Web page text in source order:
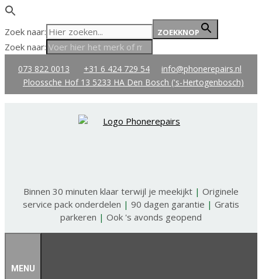
Zoek naar: ZOEKKNOP
Zoek naar:
naar073 822 0013 +31 6 424 729 54
info@phonerepairs.nl
Ploossche Hof 13 5233 HA Den Bosch ('s-Hertogenbosch)
Binnen 30 minuten klaar terwijl je meekijkt | Originele
service pack onderdelen | 90 dagen garantie | Gratis
parkeren | Ook 's avonds geopend
MENU